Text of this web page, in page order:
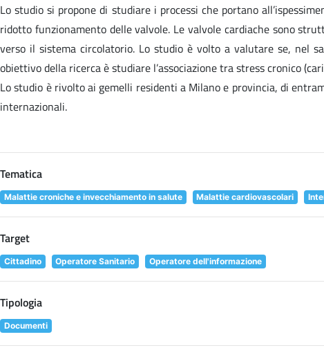
Lo studio si propone di studiare i processi che portano
ridotto funzionamento delle valvole. Le valvole cardiache sono
verso il sistema circolatorio. Lo studio è volto a valutare se, nel
obiettivo della ricerca è studiare l’associazione tra stress cronico
Lo studio è rivolto ai gemelli residenti a Milano e provincia, di
internazionali.
Tematica
Malattie croniche e invecchiamento in salute Malattie cardiovascolari
Target
Cittadino Operatore Sanitario Operatore dell'informazione
Tipologia
Documenti